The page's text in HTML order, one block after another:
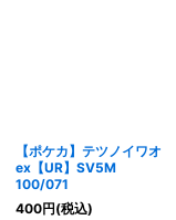
【ポケカ】テツノイワオ
ex【UR】SV5M
100/071
400円(税込)